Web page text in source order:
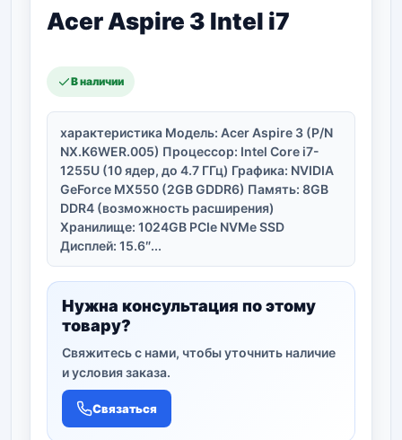
Acer Aspire 3 Intel i7
В наличии
характеристика Модель: Acer Aspire 3 (P/N
NX.K6WER.005) Процессор: Intel Core i7-
1255U (10 ядер, до 4.7 ГГц) Графика: NVIDIA
GeForce MX550 (2GB GDDR6) Память: 8GB
DDR4 (возможность расширения)
Хранилище: 1024GB PCIe NVMe SSD
Дисплей: 15.6″...
Нужна консультация по этому
товару?
Свяжитесь с нами, чтобы уточнить наличие
и условия заказа.
Связаться